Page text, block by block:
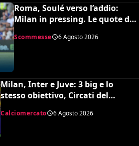
Roma, Soulé verso l’addio:
Milan in pressing. Le quote dei
Scommesse 6 Agosto 2026
Milan, Inter e Juve: 3 big e lo
stesso obiettivo, Circati del
Calciomercato 6 Agosto 2026